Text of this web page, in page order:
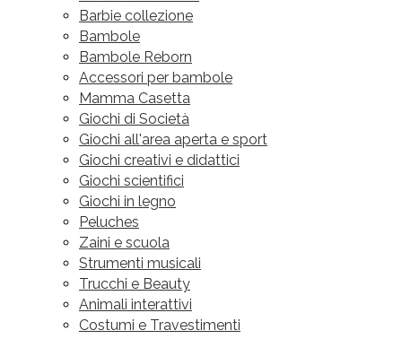
Barbie collezione
Bambole
Bambole Reborn
Accessori per bambole
Mamma Casetta
Giochi di Società
Giochi all'area aperta e sport
Giochi creativi e didattici
Giochi scientifici
Giochi in legno
Peluches
Zaini e scuola
Strumenti musicali
Trucchi e Beauty
Animali interattivi
Costumi e Travestimenti